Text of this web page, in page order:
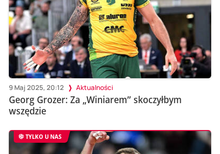
9 Maj 2025, 20:12 Aktualności
Georg Grozer: Za „Winiarem” skoczyłbym
wszędzie
TYLKO U NAS